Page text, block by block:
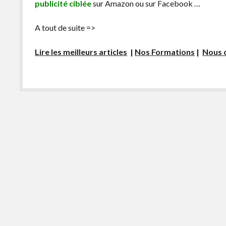
publicité cibléesur Amazon ou sur Facebook …
A tout de suite =>
Lire les meilleurs articles | Nos Formations | Nous